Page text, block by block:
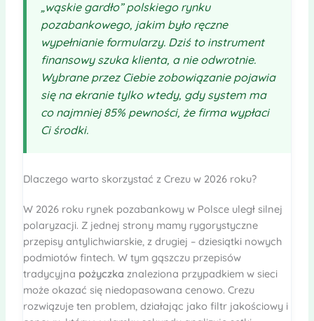
„wąskie gardło” polskiego rynku
pozabankowego, jakim było ręczne
wypełnianie formularzy. Dziś to instrument
finansowy szuka klienta, a nie odwrotnie.
Wybrane przez Ciebie zobowiązaniepojawia
się na ekranie tylko wtedy, gdy system ma
co najmniej 85% pewności, że firma wypłaci
Ci środki.
Dlaczego warto skorzystać z Crezu w 2026 roku?
W 2026 roku rynek pozabankowy w Polsce uległ silnej
polaryzacji. Z jednej strony mamy rygorystyczne
przepisy antylichwiarskie, z drugiej – dziesiątki nowych
podmiotów fintech. W tym gąszczu przepisów
tradycyjna pożyczka znaleziona przypadkiem w sieci
może okazać się niedopasowana cenowo. Crezu
rozwiązuje ten problem, działając jako filtr jakościowy i